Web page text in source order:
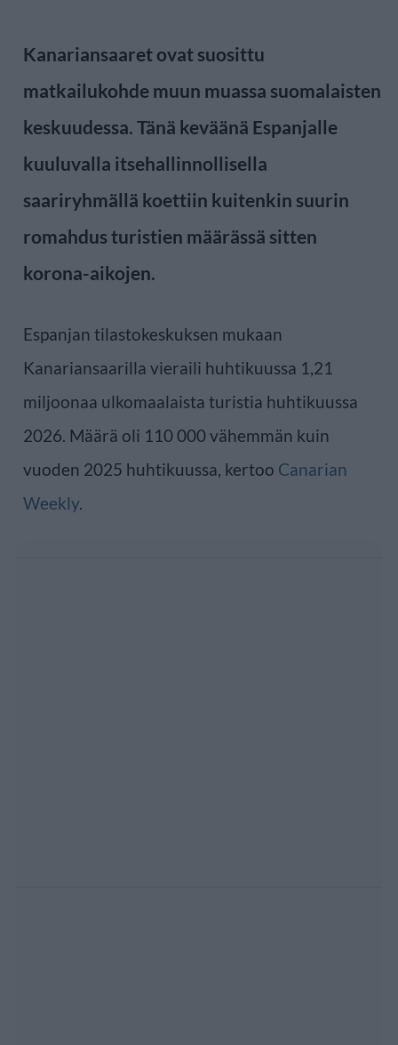
Kanariansaaret ovat suosittu
matkailukohde muun muassa suomalaisten
keskuudessa. Tänä keväänä Espanjalle
kuuluvalla itsehallinnollisella
saariryhmällä koettiin kuitenkin suurin
romahdus turistien määrässä sitten
korona-aikojen.
Espanjan tilastokeskuksen mukaan
Kanariansaarilla vieraili huhtikuussa 1,21
miljoonaa ulkomaalaista turistia huhtikuussa
2026. Määrä oli 110 000 vähemmän kuin
vuoden 2025 huhtikuussa, kertoo Canarian
Weekly.